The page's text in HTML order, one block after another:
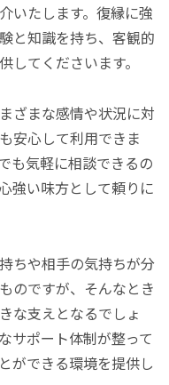
いたします。復縁に強
と知識を持ち、客観的
してくださいます。
ざまな感情や状況に対
安心して利用できま
も気軽に相談できるの
強い味方として頼りに
ちや相手の気持ちが分
のですが、そんなとき
な支えとなるでしょ
サポート体制が整って
ができる環境を提供し